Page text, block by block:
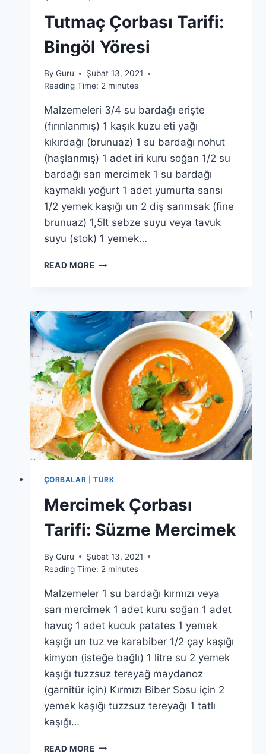
Tutmaç Çorbası Tarifi:
Bingöl Yöresi
By Guru
Şubat 13, 2021
Reading Time: 2 minutes
Malzemeleri 3/4 su bardağı erişte
(fırınlanmış) 1 kaşık kuzu eti yağı
kıkırdağı (brunuaz) 1 su bardağı nohut
(haşlanmış) 1 adet iri kuru soğan 1/2 su
bardağı sarı mercimek 1 su bardağı
kaymaklı yoğurt 1 adet yumurta sarısı
1/2 yemek kaşığı un 2 diş sarımsak (fine
brunuaz) 1,5lt sebze suyu veya tavuk
suyu (stok) 1 yemek…
READ MORETUTMAÇ
YÖRESI
ÇORBALAR |TÜRK
Mercimek Çorbası
Tarifi: Süzme Mercimek
By Guru
Şubat 13, 2021
Reading Time: 2 minutes
Malzemeler 1 su bardağı kırmızı veya
sarı mercimek 1 adet kuru soğan 1 adet
havuç 1 adet kucuk patates 1 yemek
kaşığı un tuz ve karabiber 1/2 çay kaşığı
kimyon (isteğe bağlı) 1 litre su 2 yemek
kaşığı tuzzsuz tereyağ maydanoz
(garnitür için) Kırmızı Biber Sosu için 2
yemek kaşığı tuzzsuz tereyağı 1 tatlı
kaşığı…
READ MOREMERCIMEK